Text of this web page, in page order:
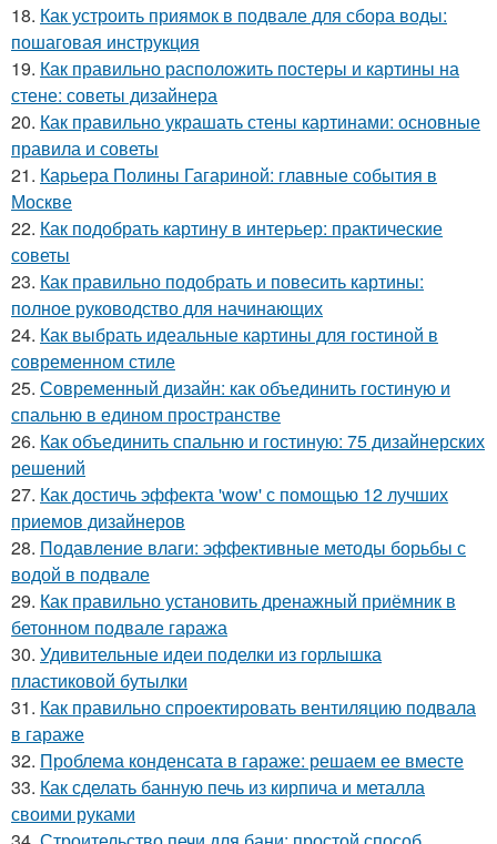
18. Как устроить приямок в подвале для сбора воды:
пошаговая инструкция
19. Как правильно расположить постеры и картины на
стене: советы дизайнера
20. Как правильно украшать стены картинами: основные
правила и советы
21. Карьера Полины Гагариной: главные события в
Москве
22. Как подобрать картину в интерьер: практические
советы
23. Как правильно подобрать и повесить картины:
полное руководство для начинающих
24. Как выбрать идеальные картины для гостиной в
современном стиле
25. Современный дизайн: как объединить гостиную и
спальню в едином пространстве
26. Как объединить спальню и гостиную: 75 дизайнерских
решений
27. Как достичь эффекта 'wow' с помощью 12 лучших
приемов дизайнеров
28. Подавление влаги: эффективные методы борьбы с
водой в подвале
29. Как правильно установить дренажный приёмник в
бетонном подвале гаража
30. Удивительные идеи поделки из горлышка
пластиковой бутылки
31. Как правильно спроектировать вентиляцию подвала
в гараже
32. Проблема конденсата в гараже: решаем ее вместе
33. Как сделать банную печь из кирпича и металла
своими руками